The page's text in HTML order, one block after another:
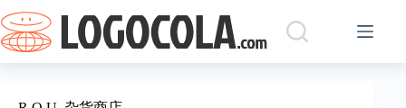
过
内
容